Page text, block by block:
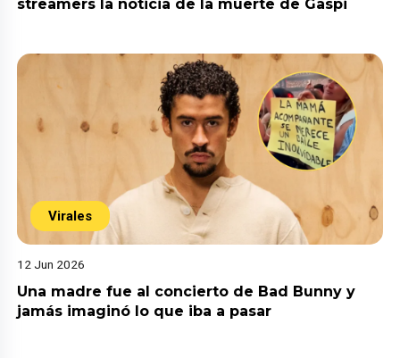
streamers la noticia de la muerte de Gaspi
Virales
12 Jun 2026
Una madre fue al concierto de Bad Bunny y
jamás imaginó lo que iba a pasar